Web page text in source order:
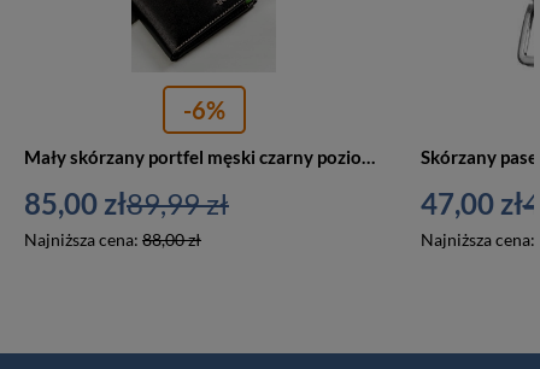
-6%
Mały skórzany portfel męski czarny poziomy kolorowy w środku - Rovicky R-RM-24-15-GCL
85,00 zł
Najniższa cena: 88,00 zł
89,99 zł 47,00 zł
Najniższa cena: